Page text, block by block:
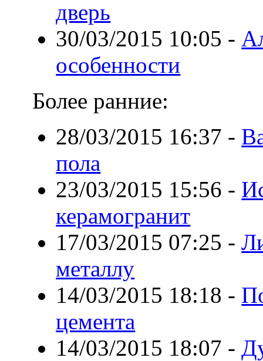
дверь
30/03/2015 10:05 -
особенности
Более ранние:
28/03/2015 16:37 -
пола
23/03/2015 15:56 -
керамогранит
17/03/2015 07:25 -
металлу
14/03/2015 18:18 -
цемента
14/03/2015 18:07 -